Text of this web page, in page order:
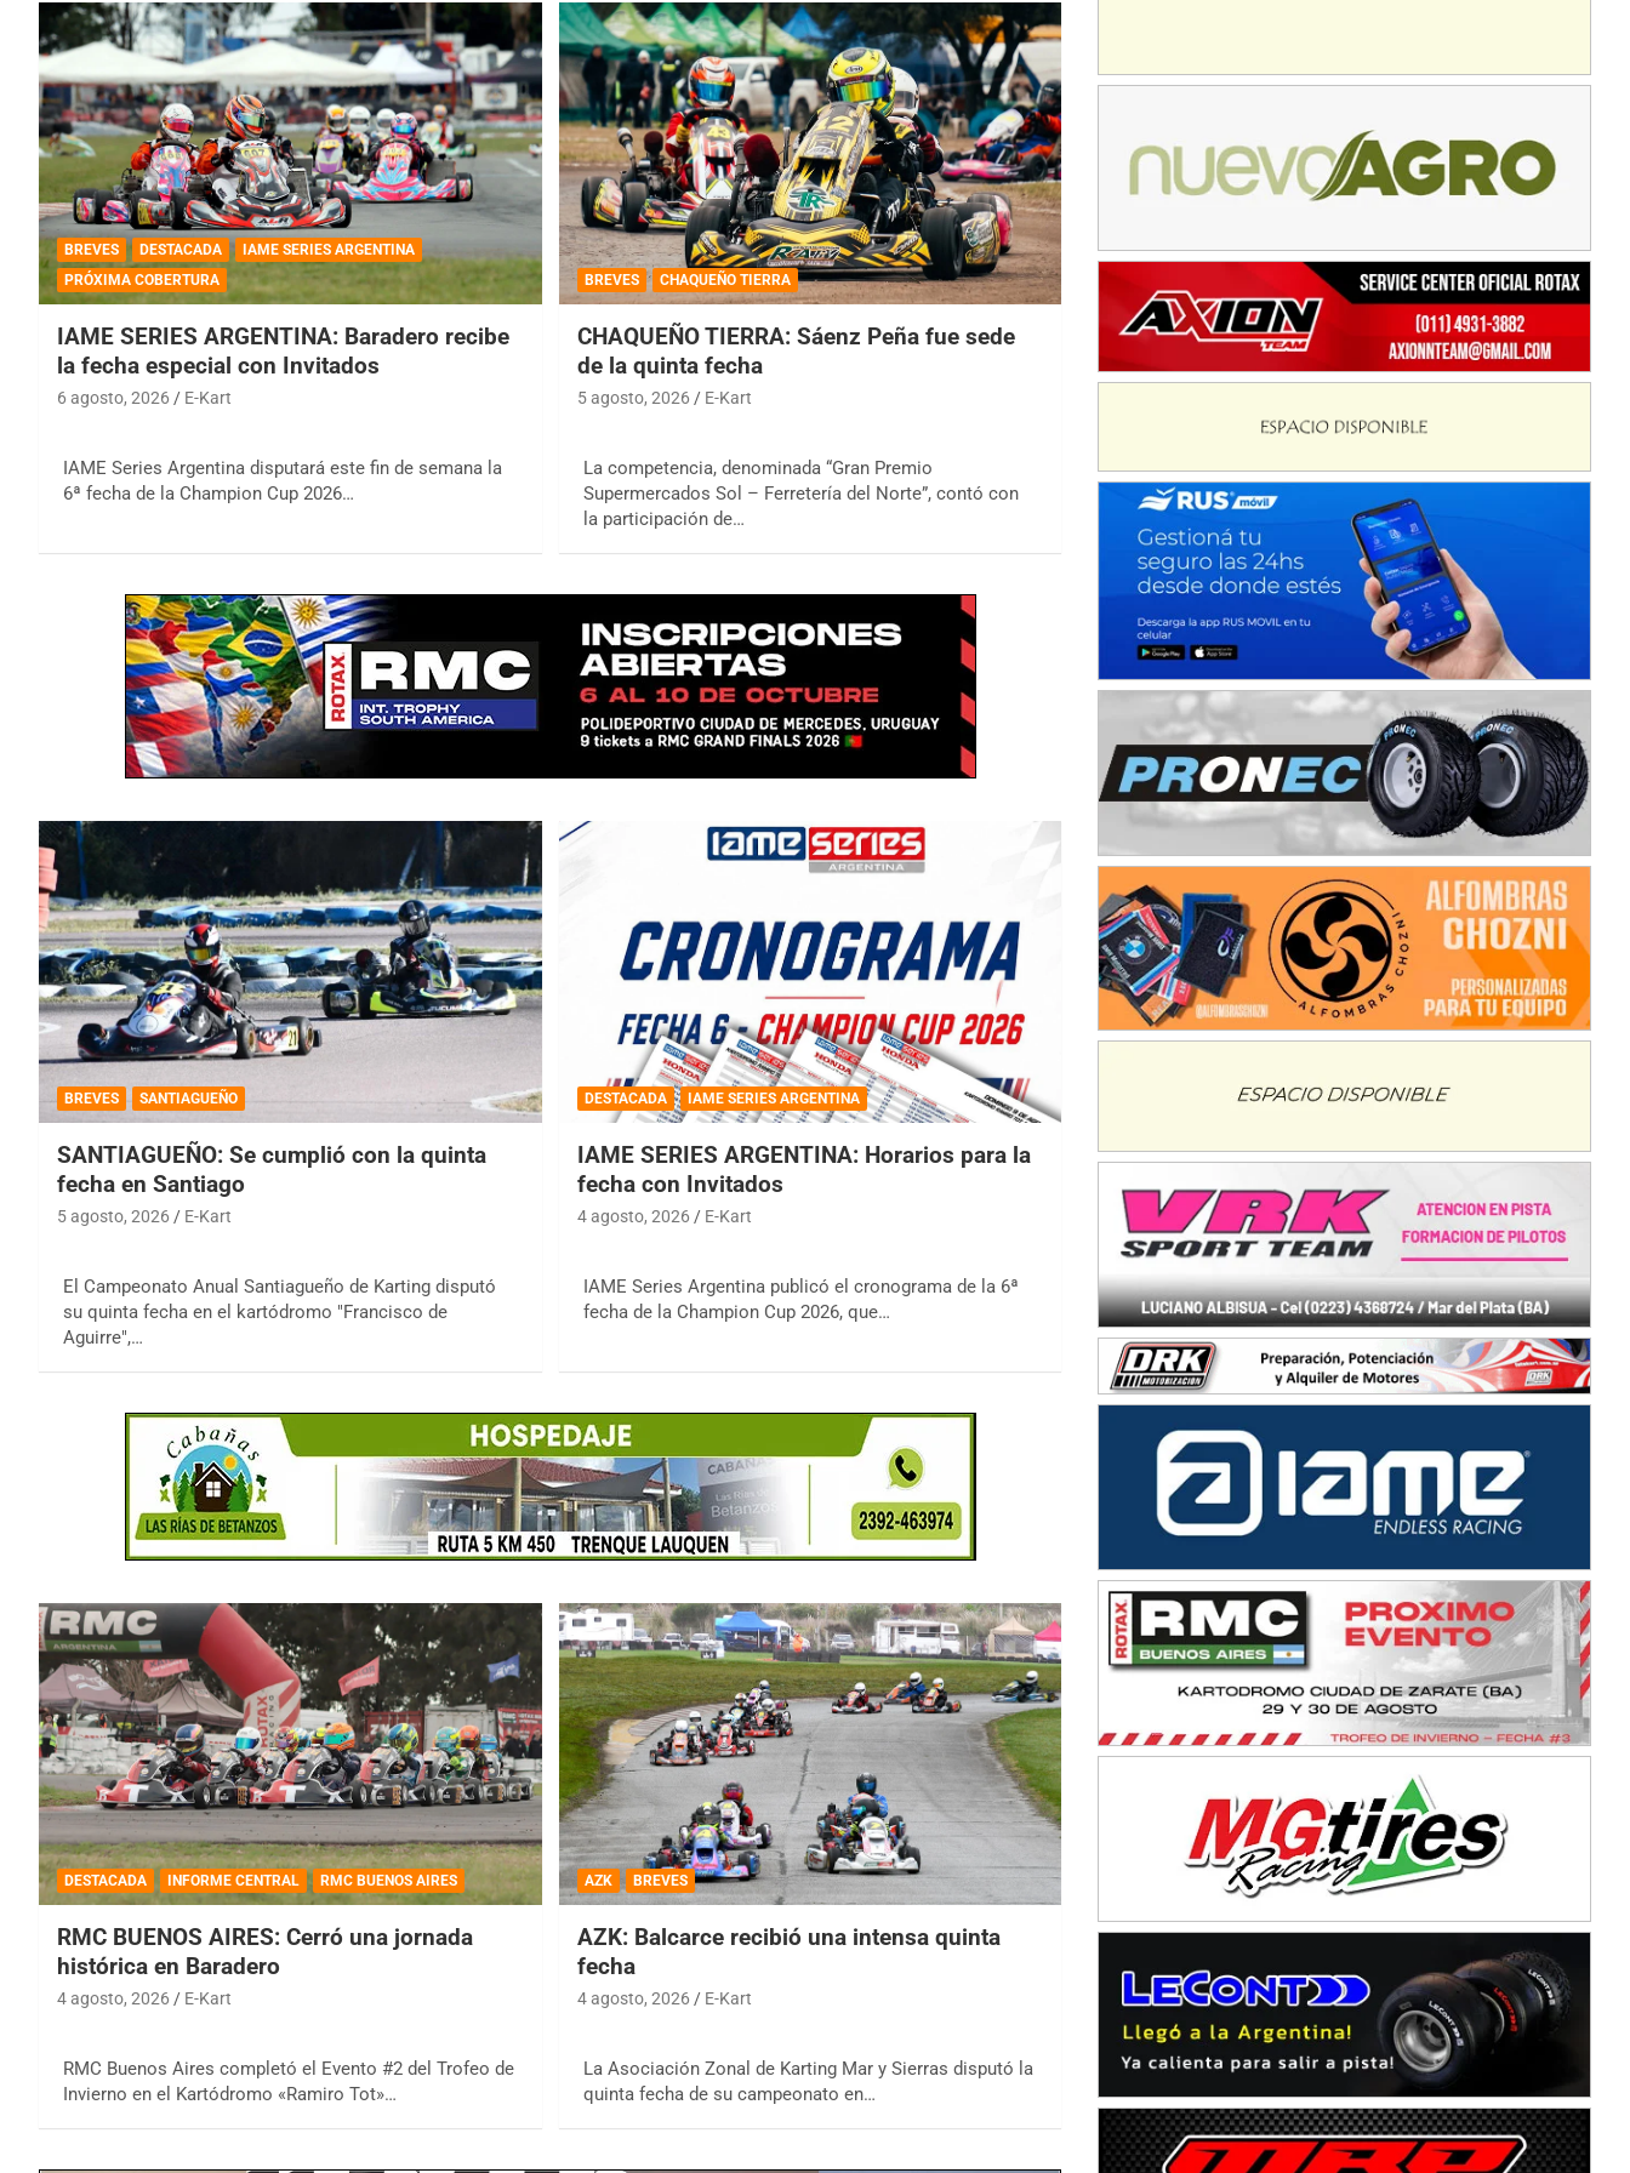
BREVES DESTACADA
IAME SERIES ARGENTINA
PRÓXIMA COBERTURA
IAME SERIES ARGENTINA: Baradero recibe
la fecha especial con Invitados
6 agosto, 2026 E-Kart
IAME Series Argentina disputará este fin de semana la
6ª fecha de la Champion Cup 2026…
BREVES CHAQUEÑO TIERRA
CHAQUEÑO TIERRA: Sáenz Peña fue sede
de la quinta fecha
5 agosto, 2026 E-Kart
La competencia, denominada “Gran Premio
Supermercados Sol – Ferretería del Norte”, contó con
la participación de…
BREVES SANTIAGUEÑO
SANTIAGUEÑO: Se cumplió con la quinta
fecha en Santiago
5 agosto, 2026 E-Kart
El Campeonato Anual Santiagueño de Karting disputó
su quinta fecha en el kartódromo "Francisco de
Aguirre",…
DESTACADA IAME SERIES ARGENTINA
IAME SERIES ARGENTINA: Horarios para la
fecha con Invitados
4 agosto, 2026 E-Kart
IAME Series Argentina publicó el cronograma de la 6ª
fecha de la Champion Cup 2026, que…
DESTACADA INFORME CENTRAL RMC BUENOS AIRES
RMC BUENOS AIRES: Cerró una jornada
histórica en Baradero
4 agosto, 2026 E-Kart
RMC Buenos Aires completó el Evento #2 del Trofeo de
Invierno en el Kartódromo «Ramiro Tot»…
AZK BREVES
AZK: Balcarce recibió una intensa quinta
fecha
4 agosto, 2026 E-Kart
La Asociación Zonal de Karting Mar y Sierras disputó la
quinta fecha de su campeonato en…
Trenque Lauquen (Buenos Aires)
ENTRERRIANO - F6 (POSTERGADA)
Parque de la Velocidad (Asfalto)
Villaguay (Entre Ríos)
Victoria (Entre Ríos)
PATAGONICO - F6
Moto Club Reginense (Tierra)
Gral. E. Godoy (Río Negro)
NORESTE SANTAFESINO - F6
Avellaneda (Santa Fe)
SUR SANTAFESINO - F4
Rufino (Santa Fe)
TUCUMANO - F5
Juan Navarro (Asfalto)
El Timbó (Tucumán)